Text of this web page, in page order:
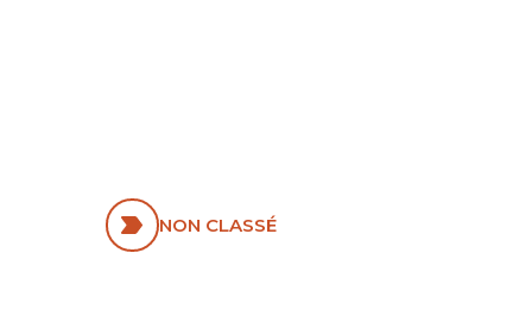
NON CLASSÉ